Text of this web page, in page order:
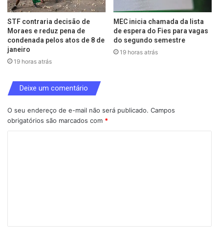
STF contraria decisão de
Moraes e reduz pena de
condenada pelos atos de 8 de
janeiro
19 horas atrás
MEC inicia chamada da lista
de espera do Fies para vagas
do segundo semestre
19 horas atrás
Deixe um comentário
O seu endereço de e-mail não será publicado. Campos
obrigatórios são marcados com *
á